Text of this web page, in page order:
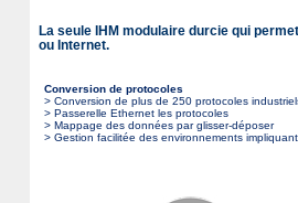
La seule IHM modulaire durcie qui
ou Internet.
Conversion de protocoles
> Conversion de plus de 250 protocoles
> Passerelle Ethernet les protocoles
> Mappage des données par glisser-déposer
> Gestion facilitée des environnements